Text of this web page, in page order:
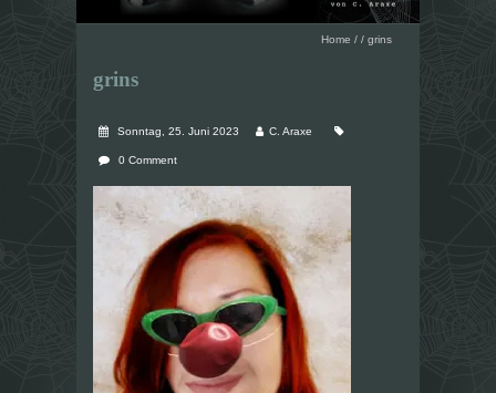
Home / / grins
grins
Sonntag, 25. Juni 2023 C. Araxe
0 Comment